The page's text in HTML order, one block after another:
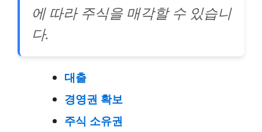
에 따라 주식을 매각할 수 있습니
다.
대출
경영권 확보
주식 소유권